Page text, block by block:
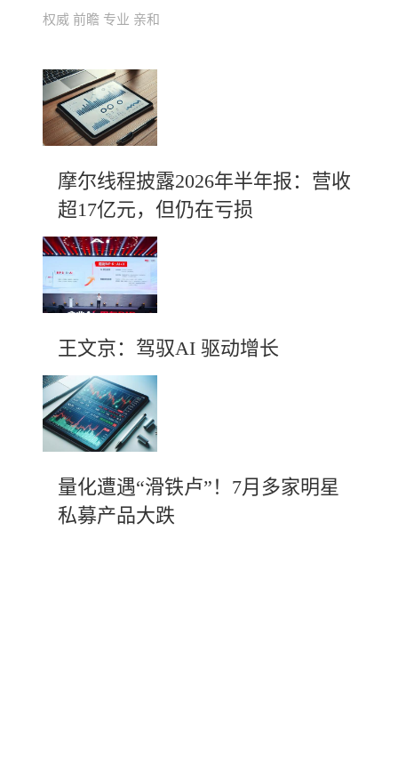
权威 前瞻 专业 亲和
摩尔线程披露2026年半年报：营收
超17亿元，但仍在亏损
王文京：驾驭AI 驱动增长
量化遭遇“滑铁卢”！7月多家明星
私募产品大跌